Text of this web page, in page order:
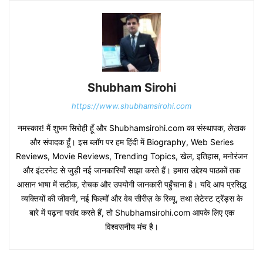
Shubham Sirohi
https://www.shubhamsirohi.com
नमस्कार! मैं शुभम सिरोही हूँ और Shubhamsirohi.com का संस्थापक, लेखक
और संपादक हूँ। इस ब्लॉग पर हम हिंदी में Biography, Web Series
Reviews, Movie Reviews, Trending Topics, खेल, इतिहास, मनोरंजन
और इंटरनेट से जुड़ी नई जानकारियाँ साझा करते हैं। हमारा उद्देश्य पाठकों तक
आसान भाषा में सटीक, रोचक और उपयोगी जानकारी पहुँचाना है। यदि आप प्रसिद्ध
व्यक्तियों की जीवनी, नई फिल्मों और वेब सीरीज़ के रिव्यू, तथा लेटेस्ट ट्रेंड्स के
बारे में पढ़ना पसंद करते हैं, तो Shubhamsirohi.com आपके लिए एक
विश्वसनीय मंच है।